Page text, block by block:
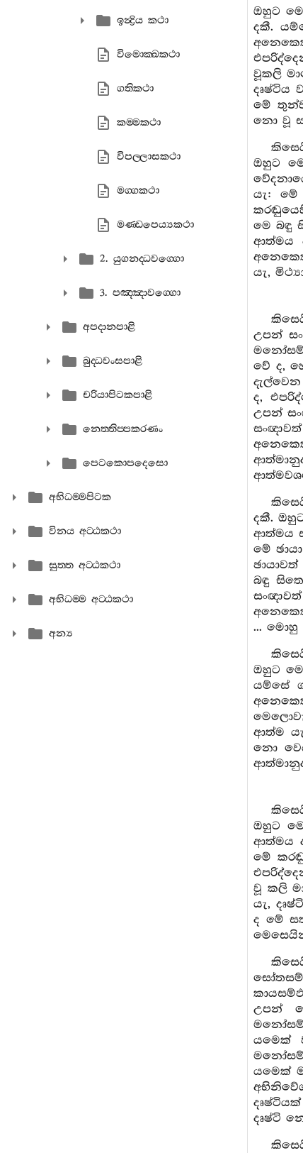
ඉන්‍ද්‍රිය කථා
විමොක‍්ඛකථා
ගතිකථා
කම‍්මකථා
විපල‍්ලාසකථා
මග‍්ගකථා
මණ‍්ඩපෙය්‍යකථා
2. යුගනද‍්ධවග‍්ගො
3. පඤ‍්ඤාවග‍්ගො
අපදානපාළි
බුද‍්ධවංසපාළි
චරියාපිටකපාළි
නෙත‍්තිප‍්පකරණං
පෙටකොපදෙසො
අභිධම‍්මපිටක
විනය අට‍්ඨකථා
සුත‍්ත අට‍්ඨකථා
අභිධම‍්ම අට‍්ඨකථා
අන්‍ය
ඔහුට
දකී.
වූකලි
දෘෂ්ටිය
මේ
නො වූ
ඔහුට
යැ:
මෙ බඳු
ආත්මය
යැ,
උපන්
වේ ද,
ද,
උපන්
දකී.
ආත්මය
මේ
බඳු
... මොහු
ඔහුට
යම්සේ
ආත්ම
නො
ඔහුට
ආත්මය
මේ
වූ කලි
යැ,
ද මේ
උපන්
යමෙක්
යමෙක්
දෘෂ්ටි